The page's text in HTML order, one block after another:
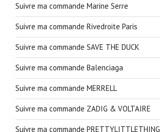
Suivre ma commande Marine Serre
Suivre ma commande Rivedroite Paris
Suivre ma commande SAVE THE DUCK
Suivre ma commande Balenciaga
Suivre ma commande MERRELL
Suivre ma commande ZADIG & VOLTAIRE
Suivre ma commande PRETTYLITTLETHING